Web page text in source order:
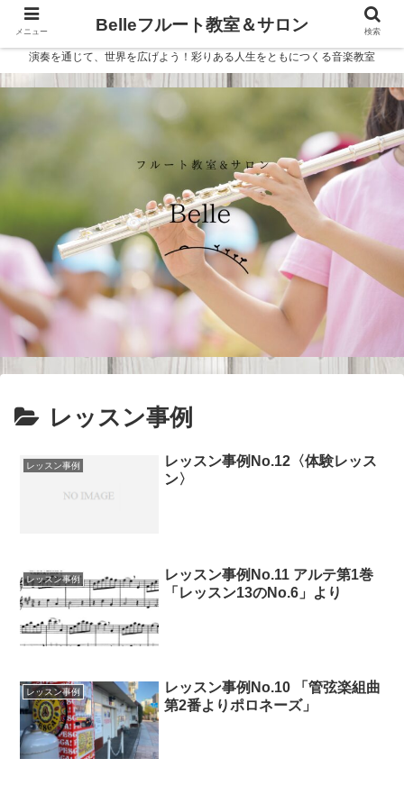
演奏を通じて、世界を広げよう！彩りある人生をともにつくる音楽教室
レッスン事例
レッスン事例
レッスン事例No.12〈体験レッス
ン〉
レッスン事例
レッスン事例No.11 アルテ第1巻
「レッスン13のNo.6」より
レッスン事例
レッスン事例No.10 「管弦楽組曲
第2番よりポロネーズ」
メニュー Belleフルート教室＆サロン 検索